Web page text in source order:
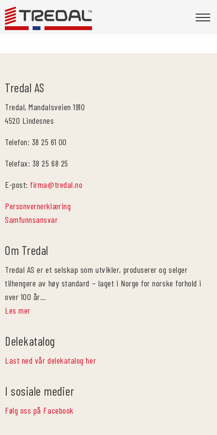
Tredal AS
Tredal, Mandalsveien 1910
4520 Lindesnes
Telefon: 38 25 61 00
Telefax: 38 25 68 25
E-post:firma@tredal.no
Personvernerklæring
Samfunnsansvar
Om Tredal
Tredal AS er et selskap som utvikler, produserer og selger
tilhengere av høy standard – laget i Norge for norske forhold i
over 100 år…
Les mer
Delekatalog
Last ned vår delekatalog her
I sosiale medier
Følg oss på Facebook